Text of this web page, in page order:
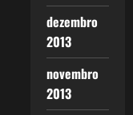
dezembro
2013
novembro
2013